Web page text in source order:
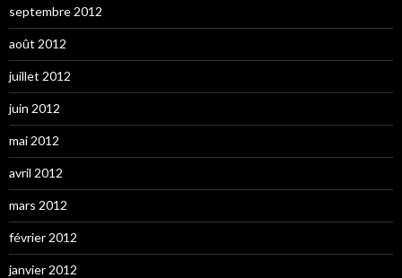
septembre 2012
août 2012
juillet 2012
juin 2012
mai 2012
avril 2012
mars 2012
février 2012
janvier 2012